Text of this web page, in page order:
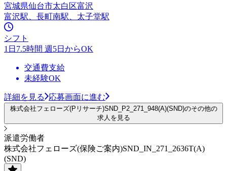
宮城県仙台市太白区富沢
富沢駅、長町南駅、太子堂駅
シフト
1日7.5時間 週5日からOK
交通費支給
未経験OK
詳細を見る 応募画面に進む
株式会社フェローズ(Pリサーチ)SND_P2_271_948(A)(SND)のその他の
求人を見る
派遣労働者
株式会社フェローズ(保険ご案内)SND_IN_271_2636T(A)
(SND)